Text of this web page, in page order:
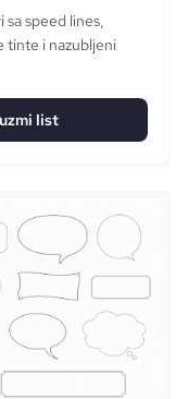
speed lines,
tinte i nazubljeni
list